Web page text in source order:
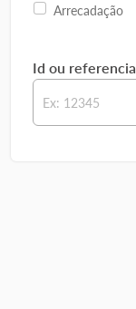
Arrecadação
Id ou referencia